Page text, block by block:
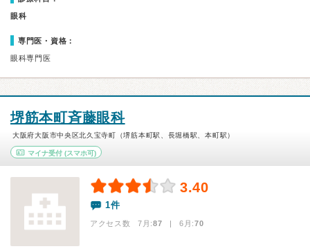
眼科
専門医・資格：
眼科専門医
堺筋本町斉藤眼科
大阪府大阪市中央区北久宝寺町（堺筋本町駅、長堀橋駅、本町駅）
マイナ受付 (スマホ可)
3.40
1件
アクセス数 7月:87 | 6月:70